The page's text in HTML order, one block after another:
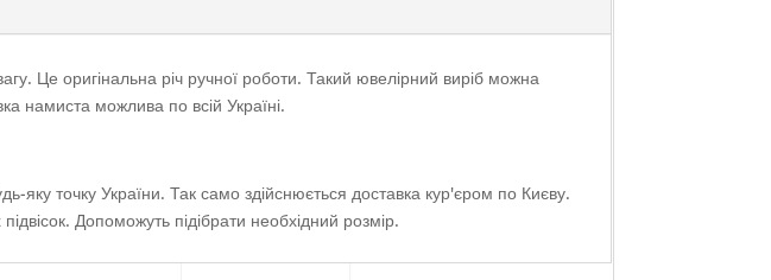
Це оригінальна річ ручної роботи. Такий ювелірний виріб можна
намиста можлива по всій Україні.
яку точку України. Так само здійснюється доставка кур'єром по Києву.
Допоможуть підібрати необхідний розмір.